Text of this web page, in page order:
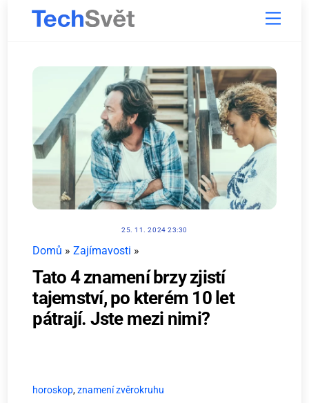
Menu
25. 11. 2024 23:30
Domů » Zajímavosti »
Tato 4 znamení brzy zjistí
tajemství, po kterém 10 let
pátrají. Jste mezi nimi?
horoskop,znamení zvěrokruhu